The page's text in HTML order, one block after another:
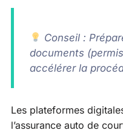
Conseil :
documents
accélérer la
Les plateformes
l’assurance auto de